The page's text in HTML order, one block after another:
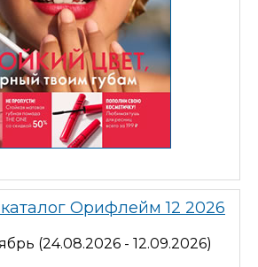
Орифлейм 12 2026
(24.08.2026 - 12.09.2026)